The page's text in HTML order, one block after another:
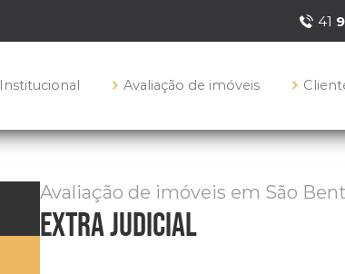
41
Institucional Avaliação de imóveis
Avaliação de imóveis em São
extra judicial